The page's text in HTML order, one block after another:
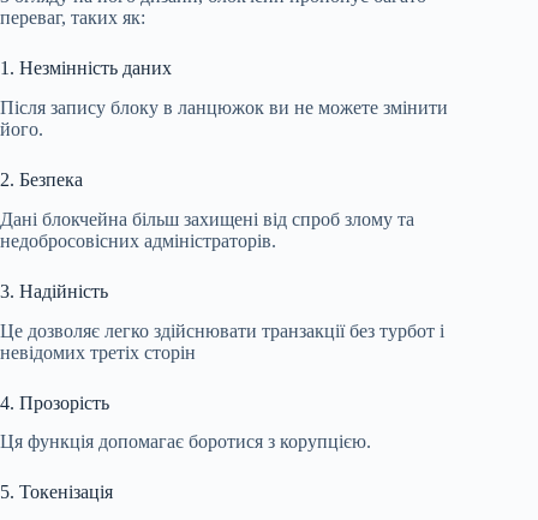
переваг, таких як:
1. Незмінність даних
Після запису блоку в ланцюжок ви не можете змінити
його.
2. Безпека
Дані блокчейна більш захищені від спроб злому та
недобросовісних адміністраторів.
3. Надійність
Це дозволяє легко здійснювати транзакції без турбот і
невідомих третіх сторін
4. Прозорість
Ця функція допомагає боротися з корупцією.
5. Токенізація